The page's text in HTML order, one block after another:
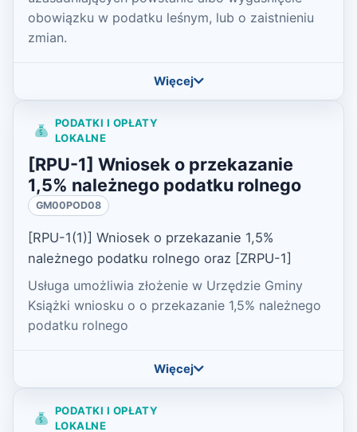
obowiązku w podatku leśnym, lub o zaistnieniu
zmian.
Więcej
PODATKI I OPŁATY
LOKALNE
[RPU-1] Wniosek o przekazanie
1,5% należnego podatku rolnego
GM00POD08
[RPU-1(1)] Wniosek o przekazanie 1,5%
należnego podatku rolnego oraz [ZRPU-1]
Usługa umożliwia złożenie w Urzędzie Gminy
Książki wniosku o o przekazanie 1,5% należnego
podatku rolnego
Więcej
PODATKI I OPŁATY
LOKALNE